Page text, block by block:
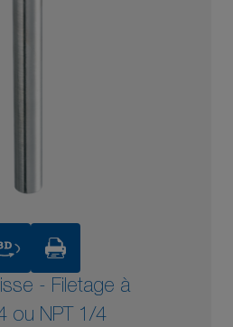
- Filetage à
ou NPT 1/4